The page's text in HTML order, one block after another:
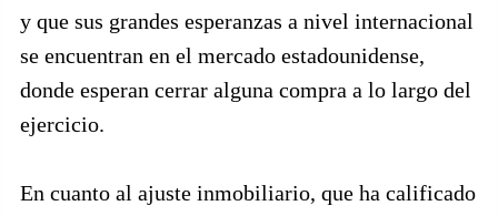
y que sus grandes esperanzas a nivel internacional
se encuentran en el mercado estadounidense,
donde esperan cerrar alguna compra a lo largo del
ejercicio.
En cuanto al ajuste inmobiliario, que ha calificado